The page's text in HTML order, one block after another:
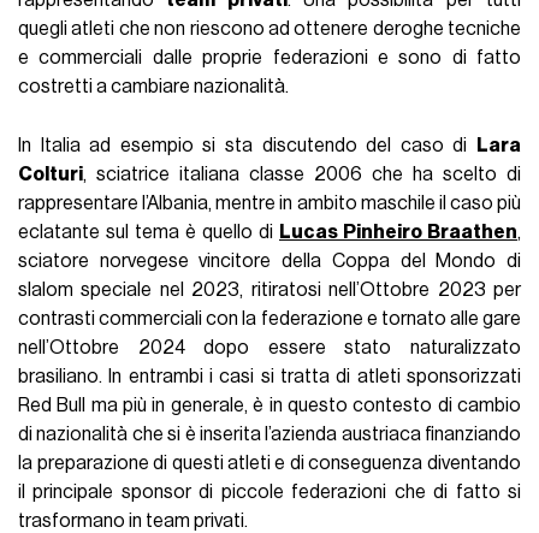
quegli atleti che non riescono ad ottenere deroghe tecniche
e commerciali dalle proprie federazioni e sono di fatto
costretti a cambiare nazionalità.
In Italia ad esempio si sta discutendo del caso di
Lara
Colturi, sciatrice italiana classe 2006 che ha scelto di
rappresentare l’Albania, mentre in ambito maschile il caso più
eclatante sul tema è quello di Lucas Pinheiro Braathen,
sciatore norvegese vincitore della Coppa del Mondo di
slalom speciale nel 2023, ritiratosi nell’Ottobre 2023 per
contrasti commerciali con la federazione e tornato alle gare
nell’Ottobre 2024 dopo essere stato naturalizzato
brasiliano. In entrambi i casi si tratta di atleti sponsorizzati
Red Bull ma più in generale, è in questo contesto di cambio
di nazionalità che si è inserita l’azienda austriaca finanziando
la preparazione di questi atleti e di conseguenza diventando
il principale sponsor di piccole federazioni che di fatto si
trasformano in team privati.